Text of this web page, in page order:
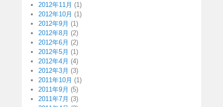
2012年11月 (1)
2012年10月 (1)
2012年9月 (1)
2012年8月 (2)
2012年6月 (2)
2012年5月 (1)
2012年4月 (4)
2012年3月 (3)
2011年10月 (1)
2011年9月 (5)
2011年7月 (3)